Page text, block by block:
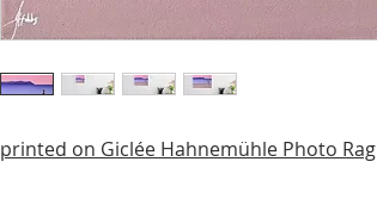
printed on Giclée Hahnemühle Photo Rag